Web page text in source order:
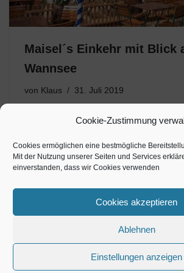
Cookie-Zustimmung
Cookies ermöglichen eine bestmögliche
Mit der Nutzung unserer Seiten und Services
einverstanden, dass wir Cookies verwenden
Cookies akzeptieren
Ablehnen
Einstellungen anzeigen
Maisel´s Einkehr mit Blick
Wannsee
von Klaus 31. Juli 2019
MAISELS EINKEHR MIT BLICK AUF
bekannt wegen der stündlich an- und
Wannsee- Kladow Fähre, sondern auch
Vielfalt der gastronomischen